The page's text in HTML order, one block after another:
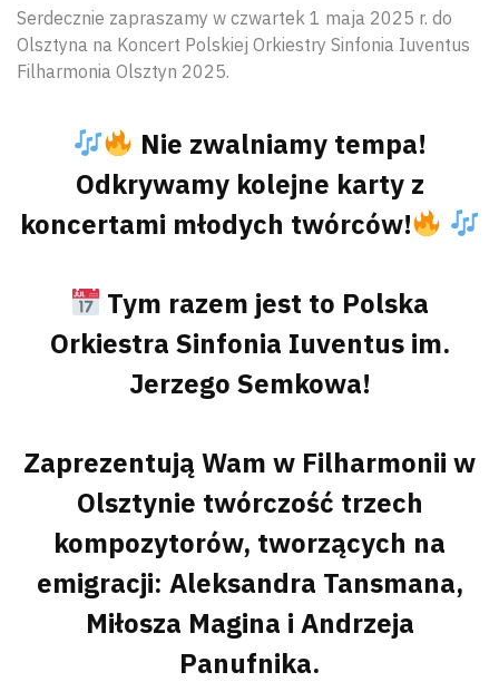
Serdecznie zapraszamy w czwartek 1 maja 2025 r. do
Olsztyna na Koncert Polskiej Orkiestry Sinfonia Iuventus
Filharmonia Olsztyn 2025.
Nie zwalniamy tempa!
Odkrywamy kolejne karty z
koncertami młodych twórców!
Tym razem jest to Polska
Orkiestra Sinfonia Iuventus im.
Jerzego Semkowa!
Zaprezentują Wam w Filharmonii w
Olsztynie twórczość trzech
kompozytorów, tworzących na
emigracji: Aleksandra Tansmana,
Miłosza Magina i Andrzeja
Panufnika.